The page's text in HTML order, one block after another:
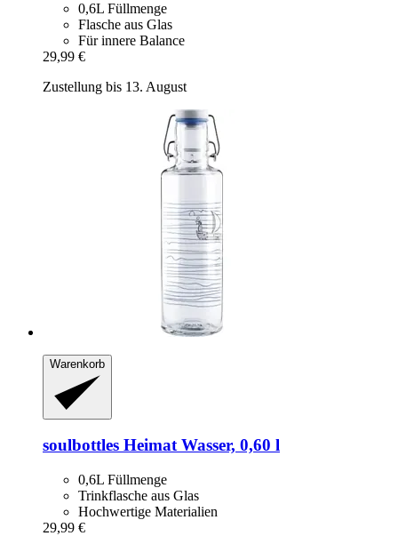
0,6L Füllmenge
Flasche aus Glas
Für innere Balance
29,99 €
Zustellung bis 13. August
Warenkorb
soulbottles Heimat Wasser, 0,60 l
0,6L Füllmenge
Trinkflasche aus Glas
Hochwertige Materialien
29,99 €